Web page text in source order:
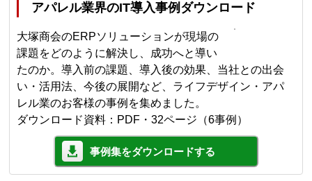
アパレル業界のIT導入事例ダウンロード
大塚商会のERPソリューションが現場の
課題をどのように解決し、成功へと導い
たのか。導入前の課題、導入後の効果、当社との出会
い・活用法、今後の展開など、ライフデザイン・アパ
レル業のお客様の事例を集めました。
ダウンロード資料：PDF・32ページ（6事例）
事例集をダウンロードする